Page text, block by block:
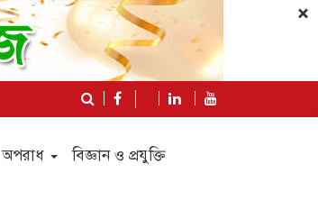
×
অপরাধ
বিজ্ঞান ও প্রযুক্তি